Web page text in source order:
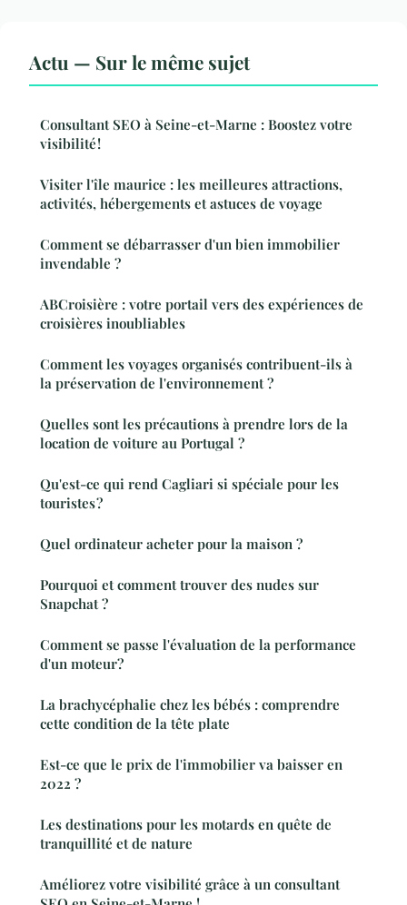
Actu — Sur le même sujet
Consultant SEO à Seine-et-Marne : Boostez votre
visibilité !
Visiter l'île maurice : les meilleures attractions,
activités, hébergements et astuces de voyage
Comment se débarrasser d'un bien immobilier
invendable ?
ABCroisière : votre portail vers des expériences de
croisières inoubliables
Comment les voyages organisés contribuent-ils à
la préservation de l'environnement ?
Quelles sont les précautions à prendre lors de la
location de voiture au Portugal ?
Qu'est-ce qui rend Cagliari si spéciale pour les
touristes ?
Quel ordinateur acheter pour la maison ?
Pourquoi et comment trouver des nudes sur
Snapchat ?
Comment se passe l'évaluation de la performance
d'un moteur?
La brachycéphalie chez les bébés : comprendre
cette condition de la tête plate
Est-ce que le prix de l'immobilier va baisser en
2022 ?
Les destinations pour les motards en quête de
tranquillité et de nature
Améliorez votre visibilité grâce à un consultant